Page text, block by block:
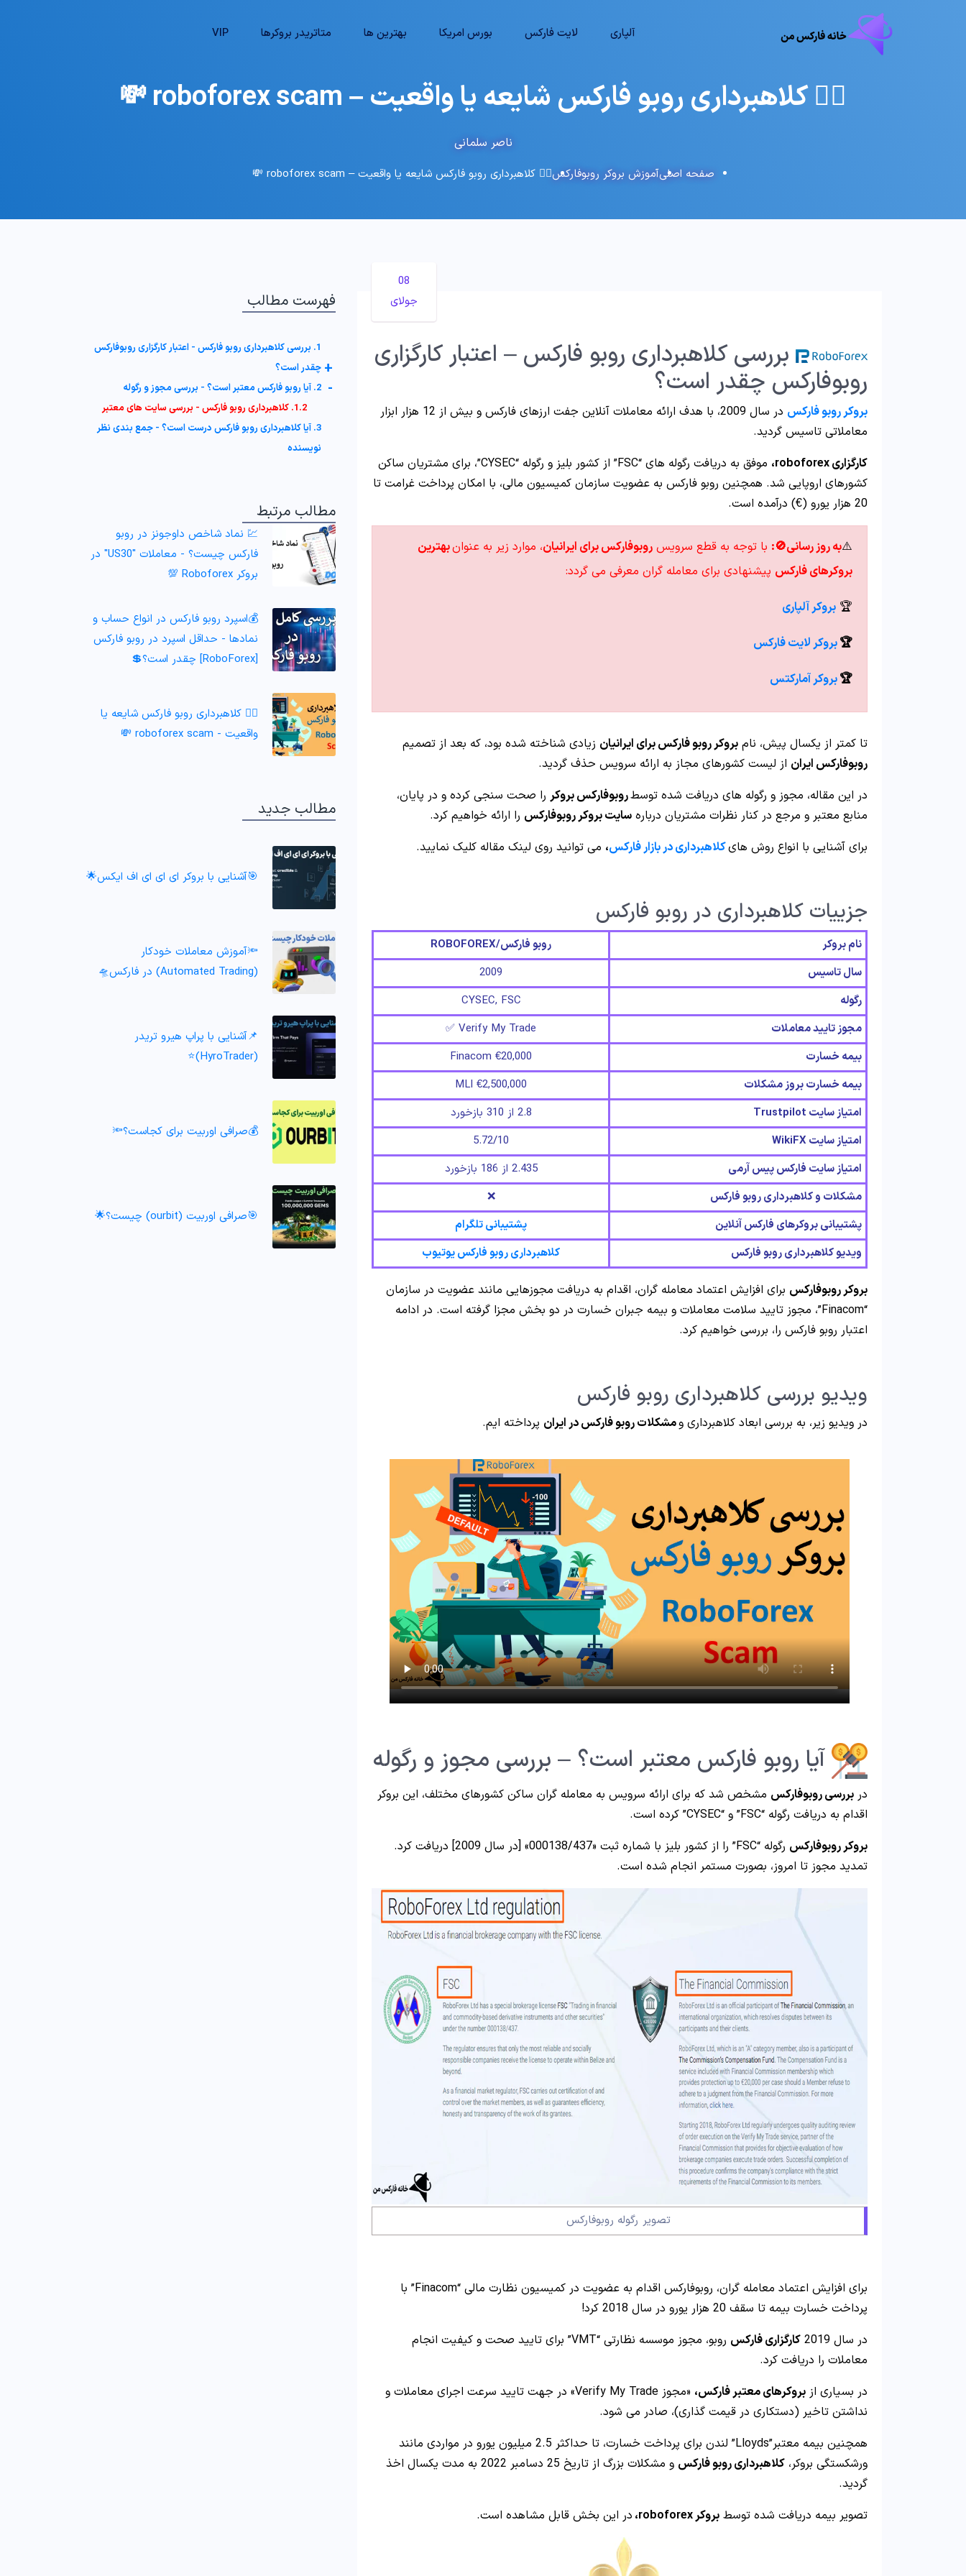
آلپاری لایت فارکس بورس امریکا بهترین ها متاتریدر بروکرها VIP
🕵️‍♂️ کلاهبرداری روبو فارکس شایعه یا واقعیت – roboforex scam 💸
ناصر سلمانی
صفحه اصلیآموزش بروکر روبوفارکس🕵️‍♂️ کلاهبرداری روبو فارکس شایعه یا واقعیت – roboforex scam 💸
08
جولای
بررسی کلاهبرداری روبو فارکس – اعتبار کارگزاری
روبوفارکس چقدر است؟
بروکر روبو فارکس
در سال 2009، با هدف ارائه معاملات آنلاین جفت ارزهای فارکس و بیش از 12 هزار ابزار
معاملاتی تاسیس گردید.
کارگزاری roboforex،
موفق به دریافت رگوله های “FSC” از کشور بلیز و رگوله “CYSEC”، برای مشتریان ساکن
کشورهای اروپایی شد. همچنین روبو فارکس به عضویت سازمان کمیسیون مالی، با امکان پرداخت غرامت تا
20 هزار یورو (€) درآمده است.
⚠️به روز رسانی🚫: با توجه به قطع سرویس روبوفارکس برای ایرانیان، موارد زیر به عنوانبهترین
بروکرهای فارکس پیشنهادی برای معامله گران معرفی می گردد:
🏆 بروکر آلپاری
🏆بروکر لایت فارکس
🏆بروکر آمارکتس
تا کمتر از یکسال پیش، نام بروکر روبو فارکس برای ایرانیان زیادی شناخته شده بود، که بعد از تصمیم
روبوفارکس ایران از لیست کشورهای مجاز به ارائه سرویس حذف گردید.
در این مقاله، مجوز و رگوله های دریافت شده توسطروبوفارکس بروکر را صحت سنجی کرده و در پایان،
منابع معتبر و مرجع در کنار نظرات مشتریان درباره سایت بروکر روبوفارکس را ارائه خواهیم کرد.
برای آشنایی با انواع روش هایکلاهبرداری در بازار فارکس، می توانید روی لینک مقاله کلیک نمایید.
جزییات کلاهبرداری در روبو فارکس
نام بروکر
روبو فارکس/ROBOFOREX
سال تاسیس
2009
رگوله
CYSEC, FSC
مجوز تایید معاملات
Verify My Trade ✅
بیمه خسارت
Finacom €20,000
بیمه خسارت بروز مشکلات
MLI €2,500,000
امتیاز سایت Trustpilot
2.8 از 310 بازخورد
امتیاز سایت WikiFX
5.72/10
امتیاز سایت فارکس پیس آرمی
2.435 از 186 بازخورد
مشکلات و کلاهبرداری روبو فارکس
❌
پشتیبانی بروکرهای فارکس آنلاین
پشتیبانی تلگرام
ویدیو کلاهبرداری روبو فارکس
کلاهبرداری روبو فارکس یوتیوب
بروکر روبوفارکس برای افزایش اعتماد معامله گران، اقدام به دریافت مجوزهایی مانند عضویت در سازمان
“Finacom”، مجوز تایید سلامت معاملات و بیمه جبران خسارت در دو بخش مجزا گرفته است. در ادامه
اعتبار روبو فارکس را، بررسی خواهیم کرد.
ویدیو بررسی کلاهبرداری روبو فارکس
در ویدیو زیر، به بررسی ابعاد کلاهبرداری ومشکلات روبو فارکس در ایران پرداخته ایم.
آیا روبو فارکس معتبر است؟ – بررسی مجوز و رگوله
در بررسی روبوفارکس مشخص شد که برای ارائه سرویس به معامله گران ساکن کشورهای مختلف، این بروکر
اقدام به دریافت رگوله “FSC” و “CYSEC” کرده است.
بروکر روبوفارکس
رگوله “FSC” را از کشور بلیز با شماره ثبت «000138/437» [در سال 2009] دریافت کرد.
تمدید مجوز تا امروز، بصورت مستمر انجام شده است.
تصویر رگوله روبوفارکس
برای افزایش اعتماد معامله گران، روبوفارکس اقدام به عضویت در کمیسیون نظارت مالی “Finacom” با
پرداخت خسارت بیمه تا سقف 20 هزار یورو در سال 2018 کرد!
در سال 2019
کارگزاری فارکس
روبو، مجوز موسسه نظارتی “VMT” برای تایید صحت و کیفیت انجام
معاملات را دریافت کرد.
در بسیاری از بروکرهای معتبر فارکس،
«مجوز Verify My Trade» در جهت تایید سرعت اجرای معاملات و
نداشتن تاخیر (دستکاری در قیمت گذاری)، صادر می شود.
همچنین بیمه معتبر”Lloyds” لندن برای پرداخت خسارت، تا حداکثر 2.5 میلیون یورو در مواردی مانند
ورشکستگی بروکر، کلاهبرداری روبو فارکس
و مشکلات بزرگ از تاریخ 25 دسامبر 2022 به مدت یکسال اخذ
گردید.
تصویر بیمه دریافت شده توسط بروکر roboforex، در این بخش قابل مشاهده است.
فهرست مطالب
1. بررسی کلاهبرداری روبو فارکس - اعتبار کارگزاری روبوفارکس
چقدر است؟ +
2. آیا روبو فارکس معتبر است؟ - بررسی مجوز و رگوله -
1.2. کلاهبرداری روبو فارکس - بررسی سایت های معتبر
3. آیا کلاهبرداری روبو فارکس درست است؟ - جمع بندی نظر
نویسنده
مطالب مرتبط
💹 نماد شاخص داوجونز در روبو
فارکس چیست؟ - معاملات "US30" در
بروکر Roboforex 💯
💰اسپرد روبو فارکس در انواع حساب و
نمادها - حداقل اسپرد در روبو فارکس
[RoboForex] چقدر است؟💲
🕵️‍♂️ کلاهبرداری روبو فارکس شایعه یا
واقعیت - roboforex scam 💸
مطالب جدید
🎯آشنایی با بروکر ای ای ای اف ایکس🌟
🔦آموزش معاملات خودکار
(Automated Trading) در فارکس🛸
📌آشنایی با پراپ هیرو تریدر
(HyroTrader)⭐️
💰صرافی اوربیت برای کجاست؟🔦
🎯صرافی اوربیت (ourbit) چیست؟🌟